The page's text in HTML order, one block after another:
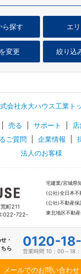
エ
ら探す
変更 絞り込
会社永大ハウス工業ト
売る サポート
ご質問
企業情報
法人のお客様
町211
722-
宅建業/宮城県
(公社)全日本不
(公社)不動産保
東北地区不動
・
ら
0120-
営業時間 10：00～18
メールでのお問い合わせ